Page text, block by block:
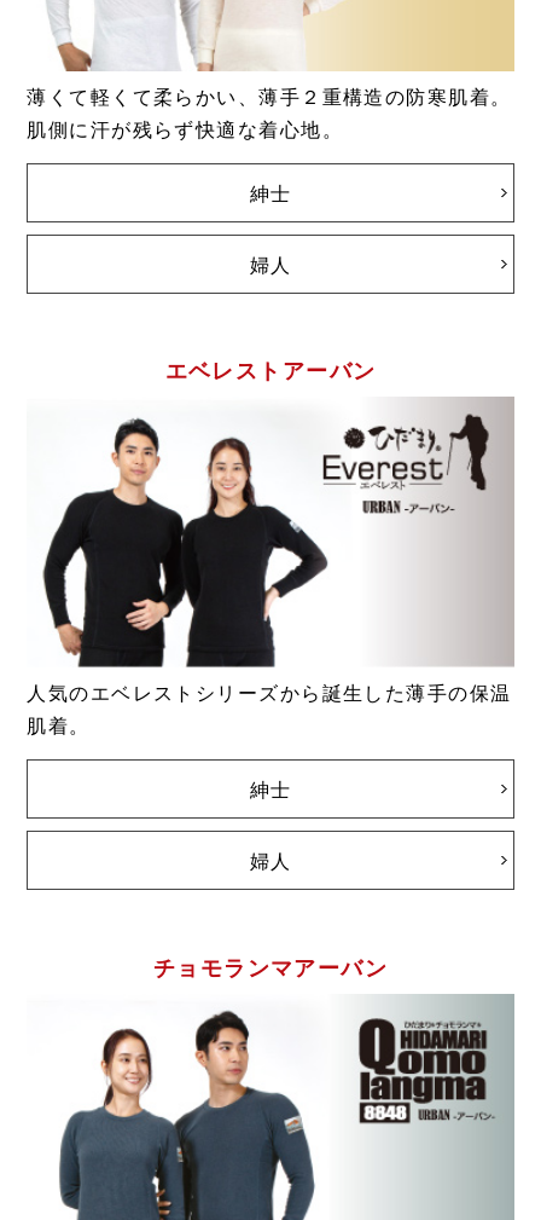
薄くて軽くて柔らかい、薄手２重構造の防寒肌着。
肌側に汗が残らず快適な着心地。
紳士
婦人
エベレストアーバン
人気のエベレストシリーズから誕生した薄手の保温
肌着。
紳士
婦人
チョモランマアーバン